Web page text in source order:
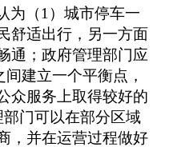
为（1）城市停车一
舒适出行，另一方面
通；政府管理部门应
间建立一个平衡点，
众服务上取得较好的
门可以在部分区域
，并在运营过程做好